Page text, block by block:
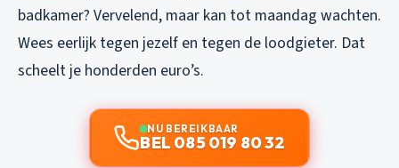
badkamer? Vervelend, maar kan tot maandag wachten.
Wees eerlijk tegen jezelf en tegen de loodgieter. Dat
scheelt je honderden euro’s.
NU BEREIKBAAR
BEL 085 019 80 32